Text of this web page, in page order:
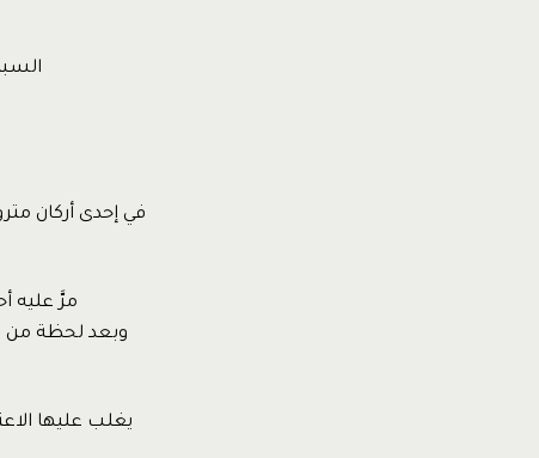
في إحدى أركان
مرَّ عليه
وبعد لحظة من
يغلب عليها